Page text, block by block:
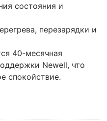
состояния и
перезарядки и
40-месячная
Newell, что
спокойствие.